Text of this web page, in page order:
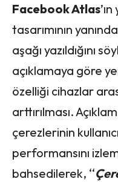
Facebook Atlas
tasarımının
aşağı yazıldığını
açıklamaya göre
özelliği cihazlar
arttırılması.
çerezlerinin
performansını
bahsedilerek, ‘‘